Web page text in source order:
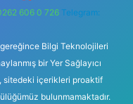
606 0 726 Telegram:
Bilgi Teknolojileri
bir Yer Sağlayıcı
sitedeki içerikleri proaktif
bulunmamaktadır.